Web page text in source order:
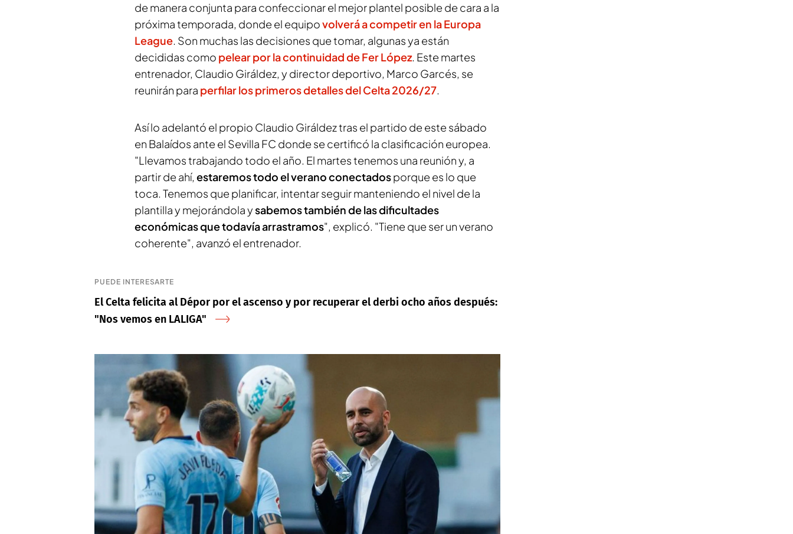
de manera conjunta para confeccionar el mejor plantel posible de cara a la
próxima temporada, donde el equipovolverá a competir en la Europa
League. Son muchas las decisiones que tomar, algunas ya están
decididas como pelear por la continuidad de Fer López. Este martes
entrenador, Claudio Giráldez, y director deportivo, Marco Garcés, se
reunirán para perfilar los primeros detalles del Celta 2026/27.
Así lo adelantó el propio Claudio Giráldez tras el partido de este sábado
en Balaídos ante el Sevilla FC donde se certificó la clasificación europea.
"Llevamos trabajando todo el año. El martes tenemos una reunión y, a
partir de ahí, estaremos todo el verano conectadosporque es lo que
toca. Tenemos que planificar, intentar seguir manteniendo el nivel de la
plantilla y mejorándola ysabemos también de las dificultades
económicas que todavía arrastramos", explicó. "Tiene que ser un verano
coherente", avanzó el entrenador.
PUEDE INTERESARTE
El Celta felicita al Dépor por el ascenso y por recuperar el derbi ocho años después:
"Nos vemos en LALIGA"